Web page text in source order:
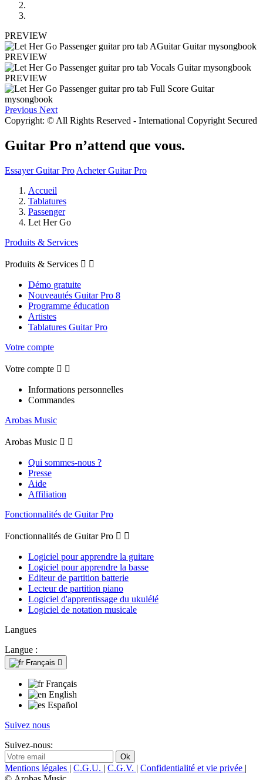
PREVIEW
PREVIEW
PREVIEW
Previous Next
Copyright: © All Rights Reserved - International Copyright Secured
Guitar Pro n’attend que vous.
Essayer Guitar Pro Acheter Guitar Pro
Accueil
Tablatures
Passenger
Let Her Go
Produits & Services
Produits & Services  
Démo gratuite
Nouveautés Guitar Pro 8
Programme éducation
Artistes
Tablatures Guitar Pro
Votre compte
Votre compte  
Informations personnelles
Commandes
Arobas Music
Arobas Music  
Qui sommes-nous ?
Presse
Aide
Affiliation
Fonctionnalités de Guitar Pro
Fonctionnalités de Guitar Pro  
Logiciel pour apprendre la guitare
Logiciel pour apprendre la basse
Editeur de partition batterie
Lecteur de partition piano
Logiciel d'apprentissage du ukulélé
Logiciel de notation musicale
Langues
Langue :
Français 
Français
English
Español
Suivez nous
Suivez-nous:
Mentions légales | C.G.U. | C.G.V. | Confidentialité et vie privée |